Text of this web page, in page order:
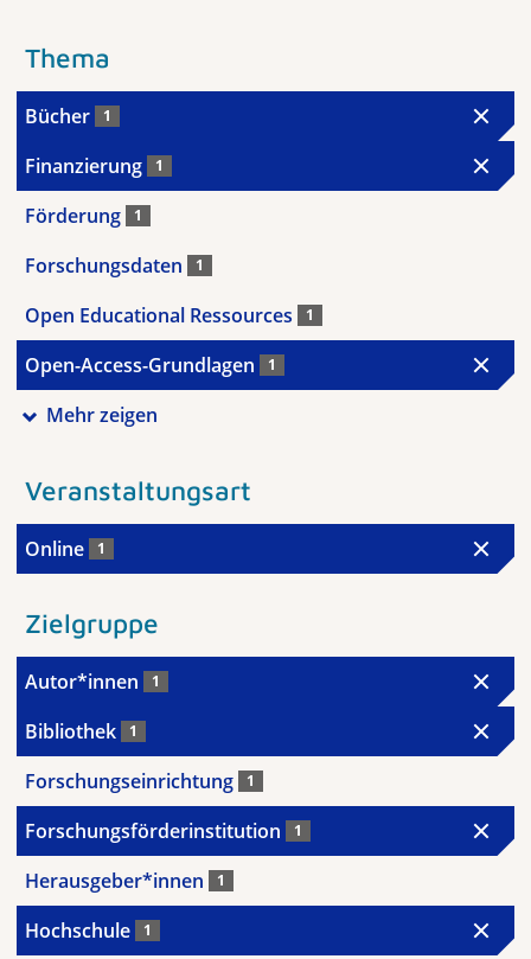
Thema
Bücher 1
Finanzierung 1
Förderung 1
Forschungsdaten 1
Open Educational Ressources 1
Open-Access-Grundlagen 1
Mehr zeigen
Veranstaltungsart
Online 1
Zielgruppe
Autor*innen 1
Bibliothek 1
Forschungseinrichtung 1
Forschungsförderinstitution 1
Herausgeber*innen 1
Hochschule 1